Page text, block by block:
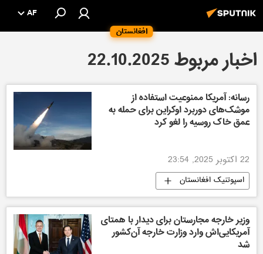
افغانستان
AF
اخبار مربوط 22.10.2025
رسانه: آمریکا ممنوعیت استفاده از
موشک‌های دوربرد اوکراین برای حمله به
عمق خاک روسیه را لغو کرد
22 اکتوبر 2025, 23:54
اسپوتنیک افغانستان
وزیر خارجه مجارستان برای دیدار با همتای
آمریکایی‌اش وارد وزارت خارجه آن‌کشور
شد